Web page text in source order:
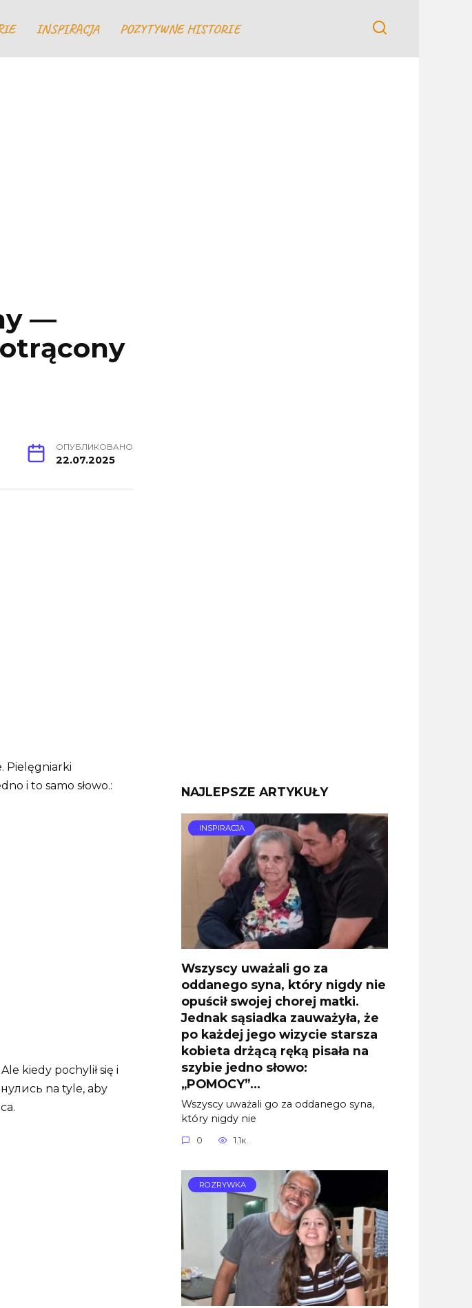
INSPIRACJA POZYTYWNE HISTORIE
—
ОПУБЛИКОВАНО
22.07.2025
Pielęgniarki
i to samo słowo.:
kiedy pochylił się i
na tyle, aby
NAJLEPSZE ARTYKUŁY
INSPIRACJA
Wszyscy uważali go za
oddanego syna, który nigdy nie
opuścił swojej chorej matki.
Jednak sąsiadka zauważyła, że
po każdej jego wizycie starsza
kobieta drżącą ręką pisała na
szybie jedno słowo:
„POMOCY”…
Wszyscy uważali go za oddanego syna,
który nigdy nie
0 1.1к.
ROZRYWKA